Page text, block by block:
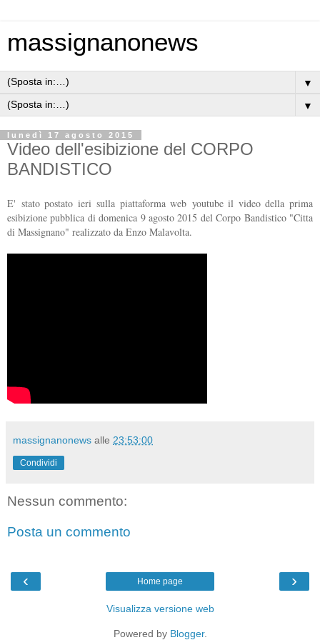
massignanonews
▼
▼
lunedì 17 agosto 2015
Video dell'esibizione del CORPO
BANDISTICO
E' stato postato ieri sulla piattaforma web youtube il video della prima
esibizione pubblica di domenica 9 agosto 2015 del Corpo Bandistico "Citta
di Massignano" realizzato da Enzo Malavolta.
massignanonews alle 23:53:00
Condividi
Nessun commento:
Posta un commento
‹ ›
Home page
Visualizza versione web
Powered by Blogger.